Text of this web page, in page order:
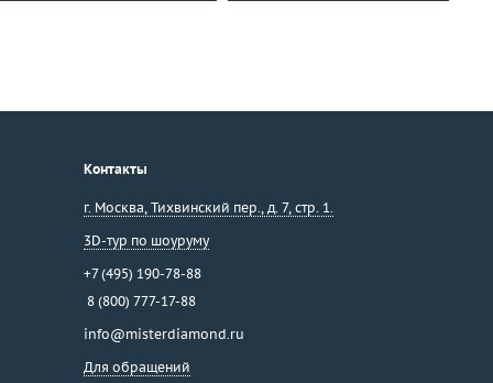
Контакты
г. Москва, Тихвинский пер., д. 7, стр. 1.
3D-тур по шоуруму
+7 (495) 190-78-88
8 (800) 777-17-88
info@misterdiamond.ru
Для обращений